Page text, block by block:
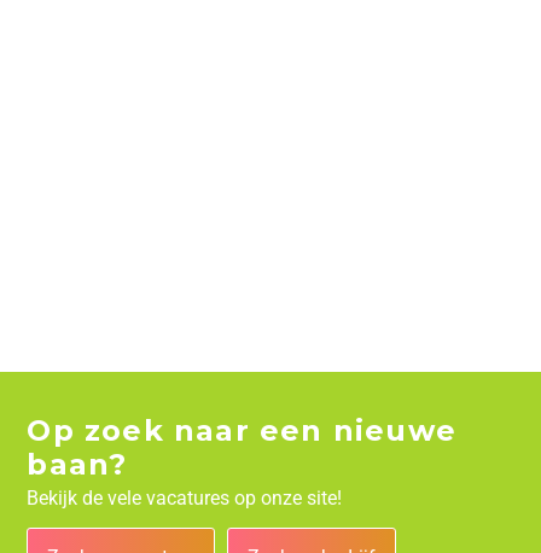
Op zoek naar een nieuwe
baan?
Bekijk de vele vacatures op onze site!